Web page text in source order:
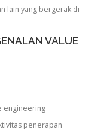
lain yang bergerak di
VALUE
engineering
penerapan